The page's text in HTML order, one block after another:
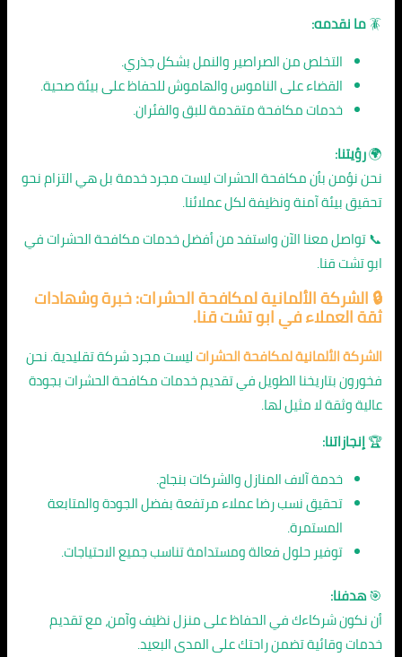
🪳ما نقدمه:
التخلص من الصراصير والنمل بشكل جذري.
القضاء على الناموس والهاموش للحفاظ على بيئة صحية.
خدمات مكافحة متقدمة للبق والفئران.
🌍رؤيتنا:
نحن نؤمن بأن مكافحة الحشرات ليست مجرد خدمة بل هي التزام نحو
تحقيق بيئة آمنة ونظيفة لكل عملائنا.
📞 تواصل معنا الآن واستفد من أفضل خدمات مكافحة الحشرات في
ابو تشت قنا.
🔒 الشركة الألمانية لمكافحة الحشرات: خبرة وشهادات
ثقة العملاء في ابو تشت قنا.
الشركة الألمانية لمكافحة الحشراتليست مجرد شركة تقليدية. نحن
فخورون بتاريخنا الطويل في تقديم خدمات مكافحة الحشرات بجودة
عالية وثقة لا مثيل لها.
🏆إنجازاتنا:
خدمة آلاف المنازل والشركات بنجاح.
تحقيق نسب رضا عملاء مرتفعة بفضل الجودة والمتابعة
المستمرة.
توفير حلول فعالة ومستدامة تناسب جميع الاحتياجات.
🎯هدفنا:
أن نكون شركاءك في الحفاظ على منزل نظيف وآمن، مع تقديم
خدمات وقائية تضمن راحتك على المدى البعيد.